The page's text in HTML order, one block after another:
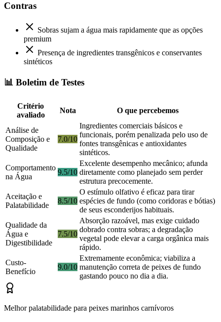
Contras
Sobras sujam a água mais rapidamente que as opções
premium
Presença de ingredientes transgênicos e conservantes
sintéticos
📊 Boletim de Testes
Critério
avaliado
Nota O que percebemos
Análise de
Composição e
Qualidade
7.0/10
Ingredientes comerciais básicos e
funcionais, porém penalizada pelo uso de
fontes transgênicas e antioxidantes
sintéticos.
Comportamento
na Água
9.5/10
Excelente desempenho mecânico; afunda
diretamente como planejado sem perder
estrutura precocemente.
Aceitação e
Palatabilidade
8.5/10
O estímulo olfativo é eficaz para tirar
espécies de fundo (como coridoras e bótias)
de seus esconderijos habituais.
Qualidade da
Água e
Digestibilidade
7.5/10
Absorção razoável, mas exige cuidado
dobrado contra sobras; a degradação
vegetal pode elevar a carga orgânica mais
rápido.
Custo-
Benefício
9.0/10
Extremamente econômica; viabiliza a
manutenção correta de peixes de fundo
gastando pouco no dia a dia.
Melhor palatabilidade para peixes marinhos carnívoros